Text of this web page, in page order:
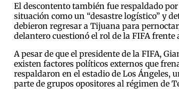
El descontento también fue respaldado
situación como un “desastre logístico” y
debieron regresar a Tijuana para
delantero cuestionó el rol de la FIFA frente
A pesar de que el presidente de la FIFA,
existen factores políticos externos que
respaldaron en el estadio de Los
parte de grupos opositores al régimen de